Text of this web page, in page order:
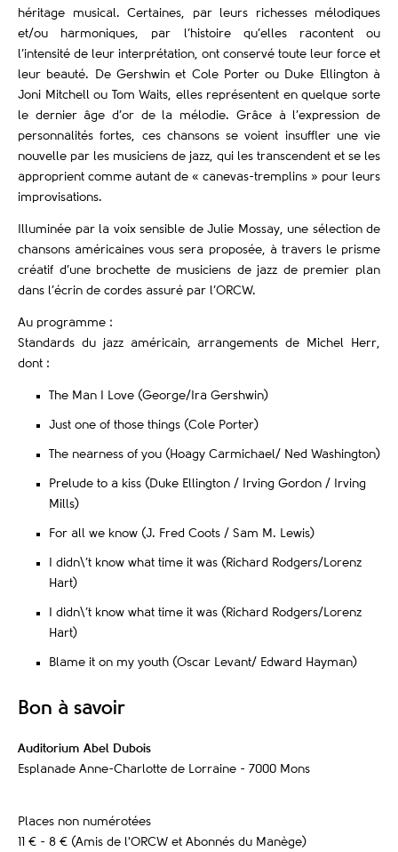
héritage musical. Certaines, par leurs richesses mélodiques
et/ou harmoniques, par l’histoire qu’elles racontent ou
l’intensité de leur interprétation, ont conservé toute leur force et
leur beauté. De Gershwin et Cole Porter ou Duke Ellington à
Joni Mitchell ou Tom Waits, elles représentent en quelque sorte
le dernier âge d’or de la mélodie. Grâce à l’expression de
personnalités fortes, ces chansons se voient insuffler une vie
nouvelle par les musiciens de jazz, qui les transcendent et se les
approprient comme autant de « canevas-tremplins » pour leurs
improvisations.
Illuminée par la voix sensible de Julie Mossay, une sélection de
chansons américaines vous sera proposée, à travers le prisme
créatif d’une brochette de musiciens de jazz de premier plan
dans l’écrin de cordes assuré par l’ORCW.
Au programme :
Standards du jazz américain, arrangements de Michel Herr,
dont :
The Man I Love (George/Ira Gershwin)
Just one of those things (Cole Porter)
The nearness of you (Hoagy Carmichael/ Ned Washington)
Prelude to a kiss (Duke Ellington / Irving Gordon / Irving
Mills)
For all we know (J. Fred Coots / Sam M. Lewis)
I didn\’t know what time it was (Richard Rodgers/Lorenz
Hart)
I didn\’t know what time it was (Richard Rodgers/Lorenz
Hart)
Blame it on my youth (Oscar Levant/ Edward Hayman)
Bon à savoir
Auditorium Abel Dubois
Esplanade Anne-Charlotte de Lorraine - 7000 Mons
Places non numérotées
11 € - 8 € (Amis de l'ORCW et Abonnés du Manège)